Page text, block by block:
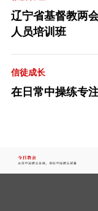
辽宁省基督教两
人员培训班
信徒成长
在日常中操练专